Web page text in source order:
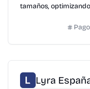
tamaños,
Lyra